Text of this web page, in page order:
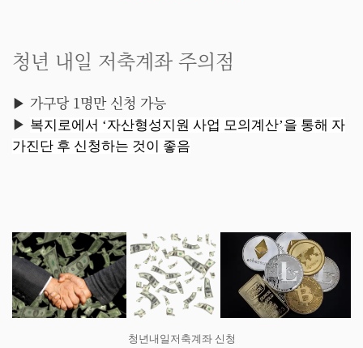
청년 내일 저축계좌 주의점
▶ 가구당 1명만 신청 가능
▶ 복지로에서 ‘자산형성지원 사업 모의계산’을 통해 자
가진단 후 신청하는 것이 좋음
청년내일저축계좌 신청